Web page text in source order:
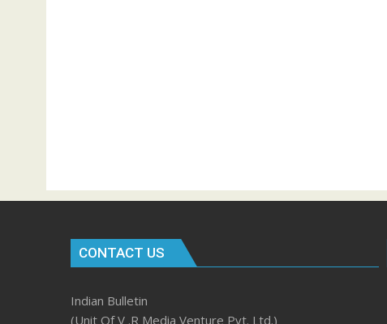
CONTACT US
Indian Bulletin
(Unit Of V .R Media Venture Pvt. Ltd.)